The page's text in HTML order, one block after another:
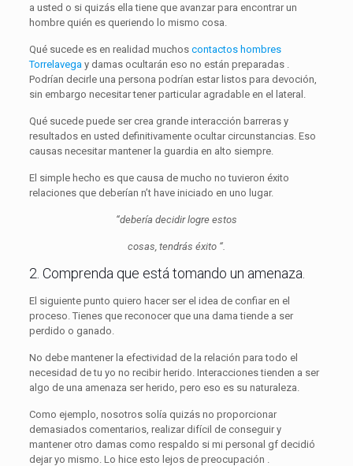
a usted o si quizás ella tiene que avanzar para encontrar un
hombre quién es queriendo lo mismo cosa.
Qué sucede es en realidad muchos contactos hombres
Torrelavegay damas ocultarán eso no están preparadas .
Podrían decirle una persona podrían estar listos para devoción,
sin embargo necesitar tener particular agradable en el lateral.
Qué sucede puede ser crea grande interacción barreras y
resultados en usted definitivamente ocultar circunstancias. Eso
causas necesitar mantener la guardia en alto siempre.
El simple hecho es que causa de mucho no tuvieron éxito
relaciones que deberían n’t have iniciado en uno lugar.
“debería decidir logre estos
cosas, tendrás éxito “.
2. Comprenda que está tomando un amenaza.
El siguiente punto quiero hacer ser el idea de confiar en el
proceso. Tienes que reconocer que una dama tiende a ser
perdido o ganado.
No debe mantener la efectividad de la relación para todo el
necesidad de tu yo no recibir herido. Interacciones tienden a ser
algo de una amenaza ser herido, pero eso es su naturaleza.
Como ejemplo, nosotros solía quizás no proporcionar
demasiados comentarios, realizar difícil de conseguir y
mantener otro damas como respaldo si mi personal gf decidió
dejar yo mismo. Lo hice esto lejos de preocupación .